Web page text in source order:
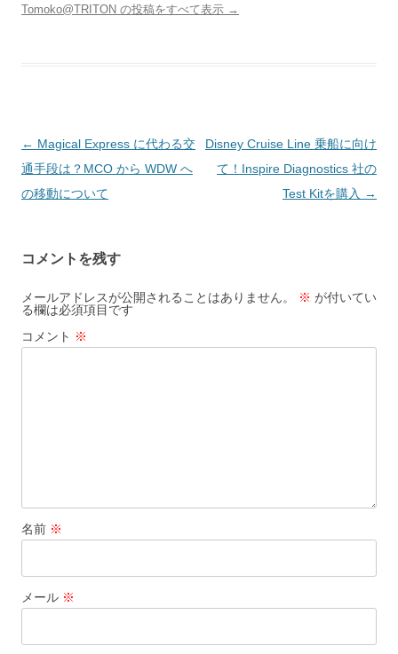
Tomoko@TRITON の投稿をすべて表示 →
投
稿
ナ
ー
シ
ョ
ン
← Magical Express に代わる交
通手段は？MCO から WDW へ
の移動について
Disney Cruise Line 乗船に向け
て！Inspire Diagnostics 社の
Test Kitを購入 →
コメントを残す
メールアドレスが公開されることはありません。 ※ が付いてい
る欄は必須項目です
コメント ※
名前 ※
メール ※